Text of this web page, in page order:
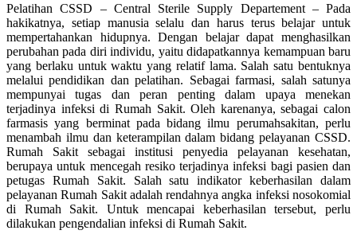
Pelatihan CSSD – Central Sterile Supply Departement – Pada
hakikatnya, setiap manusia selalu dan harus terus belajar untuk
mempertahankan hidupnya. Dengan belajar dapat menghasilkan
perubahan pada diri individu, yaitu didapatkannya kemampuan baru
yang berlaku untuk waktu yang relatif lama. Salah satu bentuknya
melalui pendidikan dan pelatihan. Sebagai farmasi, salah satunya
mempunyai tugas dan peran penting dalam upaya menekan
terjadinya infeksi di Rumah Sakit. Oleh karenanya, sebagai calon
farmasis yang berminat pada bidang ilmu perumahsakitan, perlu
menambah ilmu dan keterampilan dalam bidang pelayanan CSSD.
Rumah Sakit sebagai institusi penyedia pelayanan kesehatan,
berupaya untuk mencegah resiko terjadinya infeksi bagi pasien dan
petugas Rumah Sakit. Salah satu indikator keberhasilan dalam
pelayanan Rumah Sakit adalah rendahnya angka infeksi nosokomial
di Rumah Sakit. Untuk mencapai keberhasilan tersebut, perlu
dilakukan pengendalian infeksi di Rumah Sakit.